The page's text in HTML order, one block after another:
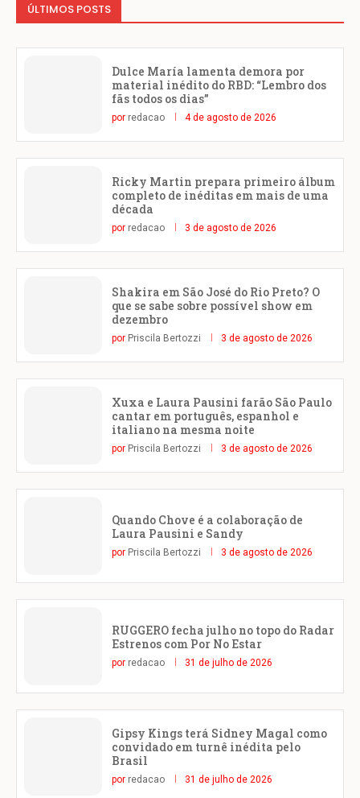
ÚLTIMOS POSTS
Dulce María lamenta demora por
material inédito do RBD: “Lembro dos
fãs todos os dias”
por redacao 4 de agosto de 2026
Ricky Martin prepara primeiro álbum
completo de inéditas em mais de uma
década
por redacao 3 de agosto de 2026
Shakira em São José do Rio Preto? O
que se sabe sobre possível show em
dezembro
por Priscila Bertozzi 3 de agosto de 2026
Xuxa e Laura Pausini farão São Paulo
cantar em português, espanhol e
italiano na mesma noite
por Priscila Bertozzi 3 de agosto de 2026
Quando Chove é a colaboração de
Laura Pausini e Sandy
por Priscila Bertozzi 3 de agosto de 2026
RUGGERO fecha julho no topo do Radar
Estrenos com Por No Estar
por redacao 31 de julho de 2026
Gipsy Kings terá Sidney Magal como
convidado em turnê inédita pelo
Brasil
por redacao 31 de julho de 2026